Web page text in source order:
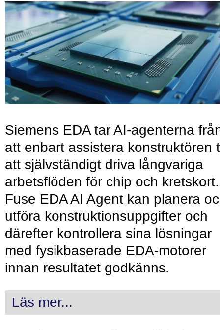
Siemens EDA tar AI-agenterna
att enbart assistera konstruktören
att självständigt driva långvariga
arbetsflöden för chip och kretskort.
Fuse EDA AI Agent kan planera
utföra konstruktionsuppgifter och
därefter kontrollera sina lösningar
med fysikbaserade EDA-motorer
innan resultatet godkänns.
Läs mer...